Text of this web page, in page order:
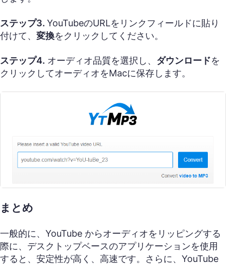
ステップ3. YouTubeのURLをリンクフィールドに貼り
付けて、 変換をクリックしてください。
ステップ4. オーディオ品質を選択し、 ダウンロードを
クリックしてオーディオをMacに保存します。
まとめ
一般的に、YouTube からオーディオをリッピングする
際に、デスクトップベースのアプリケーションを使用
すると、安定性が高く、高速です。さらに、YouTube